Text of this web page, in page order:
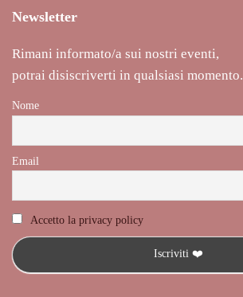
Newsletter
Rimani informato/a sui nostri eventi,
potrai disiscriverti in qualsiasi momento.
Nome
Email
Accetto la privacy policy